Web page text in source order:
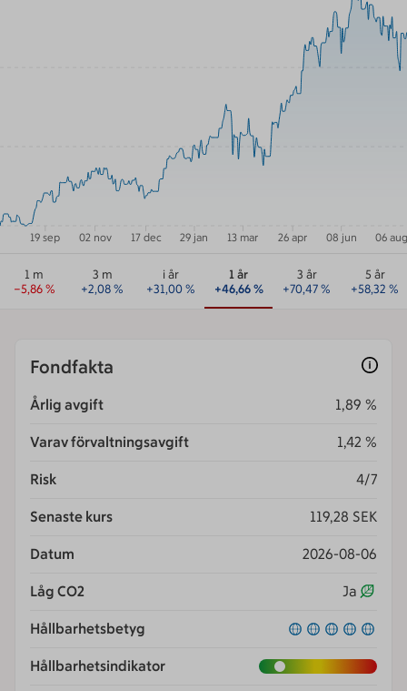
19 sep 02 nov 17 dec 29 jan 13 mar 26 apr 08 jun 06 aug
1 m
−5,86%
3 m
+2,08%
i år
+31,00%
1 år
+46,66%
3 år
+70,47%
5 år
+58,32 %
Fondfakta
Årlig avgift 1,89 %
Varav förvaltningsavgift 1,42 %
Risk 4/7
Senaste kurs 119,28 SEK
Datum 2026-08-06
Låg CO2 Ja
Hållbarhetsbetyg
Hållbarhetsindikator